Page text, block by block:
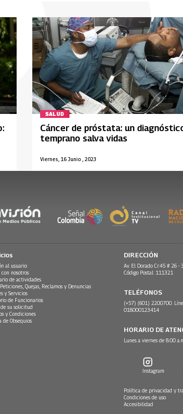
SALUD
Viernes, 16 Junio , 2023
Cáncer de próstata: un
temprano salva vidas
al usuario
con nosotros
de actividades
Quejas, Reclamos y Denuncias
y Servicios
de Funcionarios
de su solicitud
y Condiciones
de Obsequios
DIRECCIÓN
Av. El Dorado Cr.45 # 26 -
Código Postal: 111321
TELÉFONOS
(+57) (601) 2200700.
018000123414
HORARIO DE
Lunes a viernes de 8:00
Instagram
Política de privacidad y
Condiciones de uso
Accesibilidad